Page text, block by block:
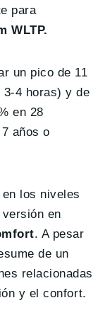
para
WLTP.
un pico de 11
3-4 horas) y de
en 28
años o
los niveles
en
. A pesar
de un
relacionadas
y el confort.